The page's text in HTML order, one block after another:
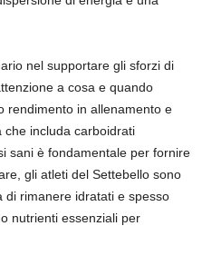
nel supportare gli sforzi di
a cosa e quando
rendimento in allenamento e
che includa carboidrati
sani è fondamentale per fornire
gli atleti del Settebello sono
di rimanere idratati e spesso
nutrienti essenziali per